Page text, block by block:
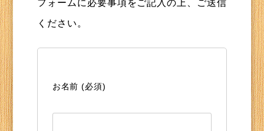
フォームに必要事項をご記入の上、ご送信
ください。
お名前 (必須)